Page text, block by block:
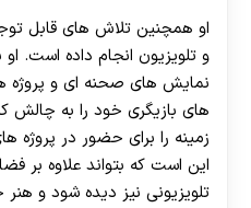
او همچنین تلاش های قابل
و تلویزیون انجام داده است.
نمایش های صحنه ای و پروژه
های بازیگری خود را به
زمینه را برای حضور در پروژه
این است که بتواند علاوه بر
تلویزیونی نیز دیده شود و